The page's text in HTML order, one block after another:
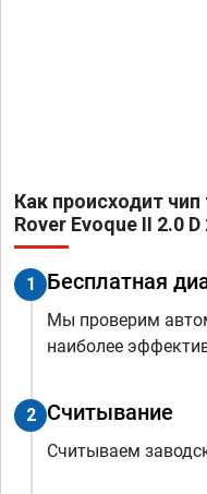
Как происходит
Rover Evoque II 2.0 D
1 Бесплатная
Мы проверим
наиболее
2 Считывание
Считываем